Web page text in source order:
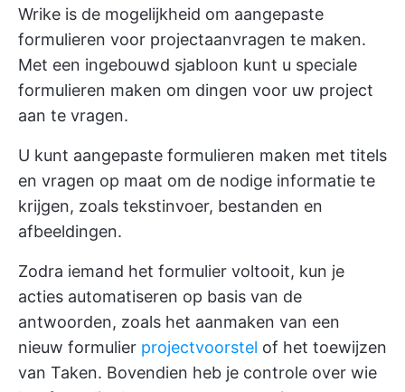
Wrike is de mogelijkheid om aangepaste
formulieren voor projectaanvragen te maken.
Met een ingebouwd sjabloon kunt u speciale
formulieren maken om dingen voor uw project
aan te vragen.
U kunt aangepaste formulieren maken met titels
en vragen op maat om de nodige informatie te
krijgen, zoals tekstinvoer, bestanden en
afbeeldingen.
Zodra iemand het formulier voltooit, kun je
acties automatiseren op basis van de
antwoorden, zoals het aanmaken van een
nieuw formulier projectvoorstel of het toewijzen
van Taken. Bovendien heb je controle over wie